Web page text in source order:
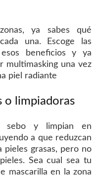
ya sabes qué
una. Escoge las
beneficios y ya
multimasking una vez
piel radiante
o limpiadoras
sebo y limpian en
a que reduzcan
pieles grasas, pero no
Sea cual sea tu
mascarilla en la zona